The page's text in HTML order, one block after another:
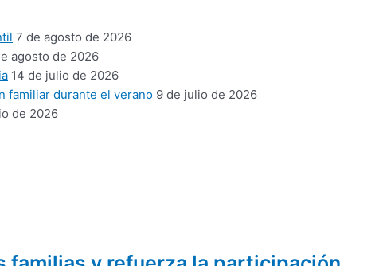
7 de agosto de 2026
agosto de 2026
14 de julio de 2026
familiar durante el verano 9 de julio de 2026
de 2026